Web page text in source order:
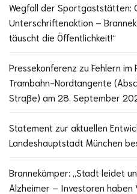
Wegfall der Sportgaststätten:
Unterschriftenaktion –
täuscht die Öffentlichkeit!“
Pressekonferenz zu Fehlern
Trambahn-Nordtangente
Straße) am 28. September
Statement zur aktuellen
Landeshauptstadt München
Brannekämper: „Stadt leidet
Alzheimer – Investoren haben